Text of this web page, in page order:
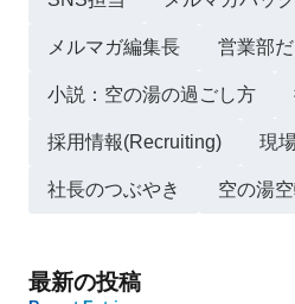
メルマガ編集長 営業部だ
小説：空の湯の過ごし方
採用情報(Recruiting) 現
社長のつぶやき 空の湯
最新の投稿